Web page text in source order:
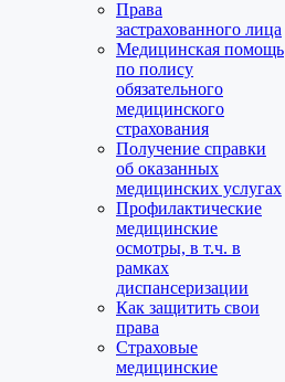
Права
застрахованного лица
Медицинская помощь
по полису
обязательного
медицинского
страхования
Получение справки
об оказанных
медицинских услугах
Профилактические
медицинские
осмотры, в т.ч. в
рамках
диспансеризации
Как защитить свои
права
Страховые
медицинские